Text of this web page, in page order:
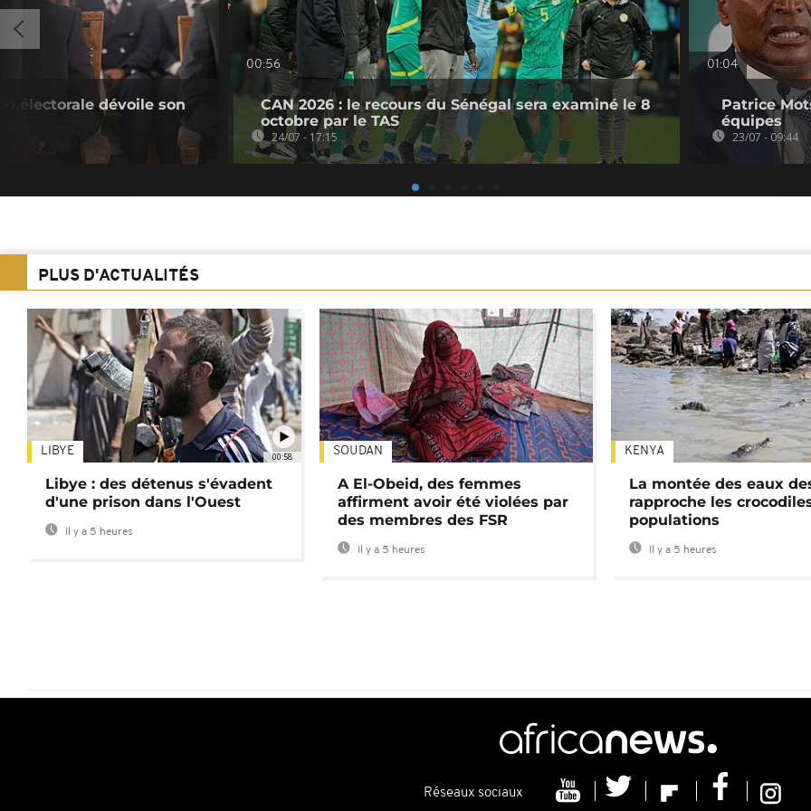
électorale dévoile son
00:56
CAN 2026 : le recours du Sénégal sera examiné le 8
octobre par le TAS
24/07 - 17:15
01:04
Patrice
équipes
23/07 - 09:44
PLUS D'ACTUALITÉS
00:58
LIBYE
Libye : des détenus s'évadent
d'une prison dans l'Ouest
Il y a 5 heures
SOUDAN
A El-Obeid, des femmes
affirment avoir été violées par
des membres des FSR
Il y a 5 heures
KENYA
La montée des eaux
rapproche les
populations
Il y a 5 heures
Réseaux sociaux